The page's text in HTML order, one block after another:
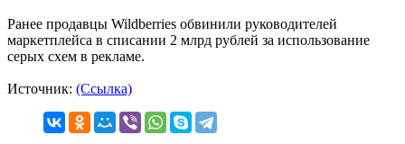
Ранее продавцы Wildberries обвинили руководителей
маркетплейса в списании 2 млрд рублей за использование
серых схем в рекламе.
Источник: (Ссылка)